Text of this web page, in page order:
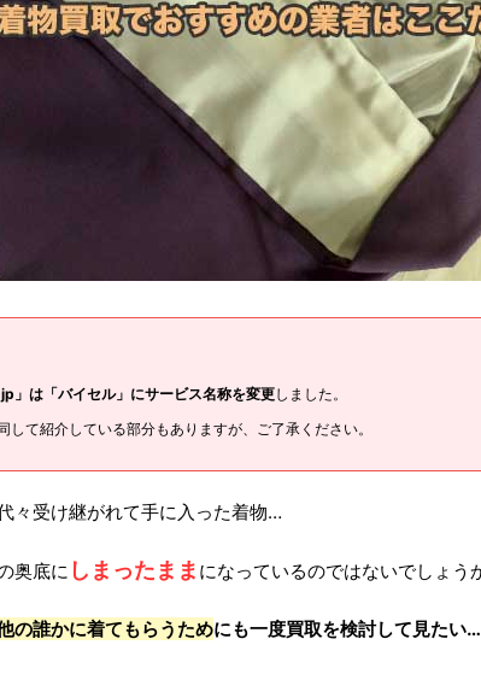
」は「バイセル」にサービス名称を変更しました。
して紹介している部分もありますが、ご了承ください。
々受け継がれて手に入った着物…
奥底に しまったまま になっているのではないでしょう
の誰かに着てもらうためにも一度買取を検討して見たい…